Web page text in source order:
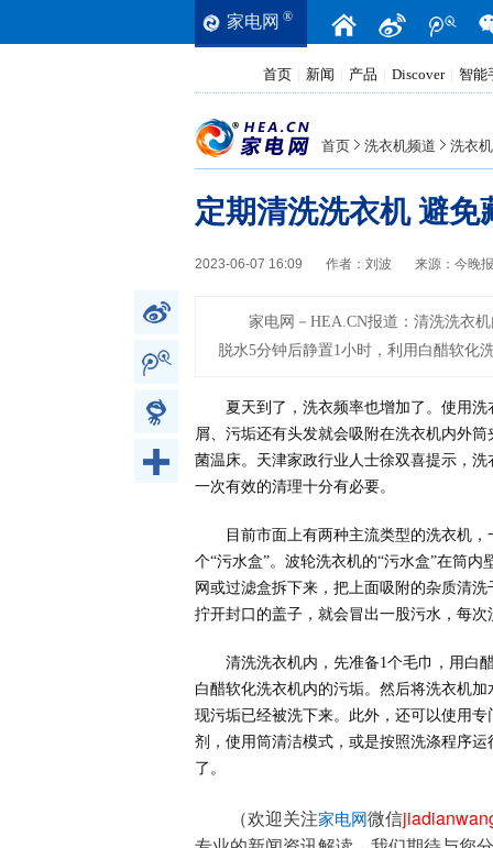
家电网 ®
首页 新闻 产品 Discover 智能
首页 洗衣机频道 洗衣
定期清洗洗衣机 避免
2023-06-07 16:09 作者： 刘波 来源： 今晚报
家电网－HEA.CN报道： 清洗洗衣
脱水5分钟后静置1小时，利用白醋软化
夏天到了，洗衣频率也增加了。使用
屑、污垢还有头发就会吸附在洗衣机内外
菌温床。天津家政行业人士徐双喜提示，
一次有效的清理十分有必要。
目前市面上有两种主流类型的洗衣机
个“污水盒”。波轮洗衣机的“污水盒”在筒
网或过滤盒拆下来，把上面吸附的杂质清
拧开封口的盖子，就会冒出一股污水，每
清洗洗衣机内，先准备1个毛巾，用白
白醋软化洗衣机内的污垢。然后将洗衣机
现污垢已经被洗下来。此外，还可以使用
剂，使用筒清洁模式，或是按照洗涤程序
了。
（欢迎关注家电网微信